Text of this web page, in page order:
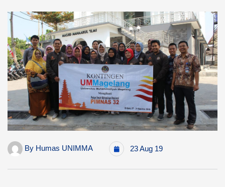
By Humas UNIMMA 23 Aug 19